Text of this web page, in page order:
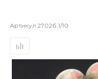
Артикул 2702б.1/10